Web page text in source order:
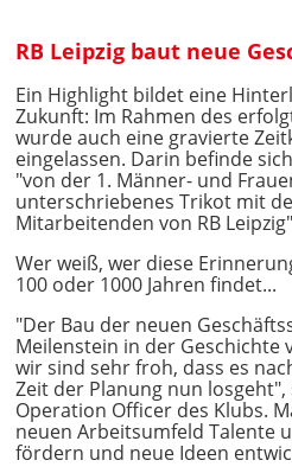
RB Leipzig baut neue
Ein Highlight bildet eine
Zukunft: Im Rahmen des
wurde auch eine gravierte
eingelassen. Darin befinde
"von der 1. Männer- und
unterschriebenes Trikot mit
Mitarbeitenden von RB
Wer weiß, wer diese
100 oder 1000 Jahren findet...
"Der Bau der neuen
Meilenstein in der Geschichte
wir sind sehr froh, dass es
Zeit der Planung nun losgeht",
Operation Officer des Klubs.
neuen Arbeitsumfeld Talente
fördern und neue Ideen